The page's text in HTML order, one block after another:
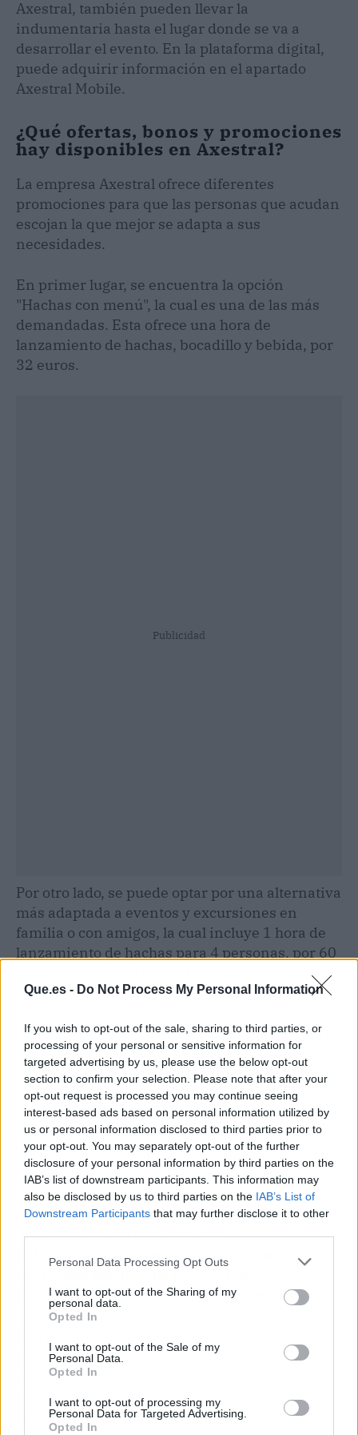
Que.es - Do Not Process My Personal Information
If you wish to opt-out of the sale, sharing to third parties, or
processing of your personal or sensitive information for
targeted advertising by us, please use the below opt-out
section to confirm your selection. Please note that after your
opt-out request is processed you may continue seeing
interest-based ads based on personal information utilized by
us or personal information disclosed to third parties prior to
your opt-out. You may separately opt-out of the further
disclosure of your personal information by third parties on the
IAB’s list of downstream participants. This information may
also be disclosed by us to third parties on the IAB’s List of
Downstream Participants that may further disclose it to other
Personal Data Processing Opt Outs
I want to opt-out of the Sharing of my
personal data.
Opted In
I want to opt-out of the Sale of my
Personal Data.
Opted In
I want to opt-out of processing my
Personal Data for Targeted Advertising.
Opted In
Axestral, también pueden llevar la
indumentaria hasta el lugar donde se va a
desarrollar el evento. En la plataforma digital,
puede adquirir información en el apartado
Axestral Mobile.
¿Qué ofertas, bonos y promociones
hay disponibles en Axestral?
La empresa Axestral ofrece diferentes
promociones para que las personas que acudan
escojan la que mejor se adapta a sus
necesidades.
En primer lugar, se encuentra la opción
"Hachas con menú", la cual es una de las más
demandadas. Esta ofrece una hora de
lanzamiento de hachas, bocadillo y bebida, por
32 euros.
Publicidad
Por otro lado, se puede optar por una alternativa
más adaptada a eventos y excursiones en
familia o con amigos, la cual incluye 1 hora de
lanzamiento de hachas para 4 personas, por 60
"Axestral Challenge". Este es para 8 jugadores e
incluye 1 hora de lanzamiento y otra hora de
juegos. El precio es de 180 euros, 20 por
persona.
Es importante destacar que, además de estas
opciones, las personas pueden hacerse socias
por 30 euros al año. Con esta suscripción,
podrán pagar 15 euros por hora y sus
acompañantes 16. Asimismo, tendrán otros
beneficios como:participar en
entrenamientos, competiciones y sorteos o
usar todos los tipos de hachas que se
encuentran en Axestral, entre otros.
escoger entre: el bono de 5 horas de
lanzamiento, por 65 euros, o el bono de 10
horas, por 99 euros. Sin embargo, hay que
señalar que cada bono es unipersonal y anual.